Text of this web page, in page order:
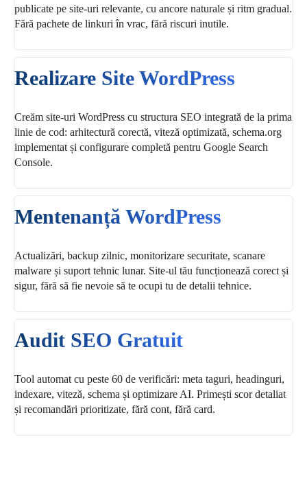
publicate pe site-uri relevante, cu ancore naturale și ritm gradual.
Fără pachete de linkuri în vrac, fără riscuri inutile.
Realizare Site WordPress
Creăm site-uri WordPress cu structura SEO integrată de la prima
linie de cod: arhitectură corectă, viteză optimizată, schema.org
implementat și configurare completă pentru Google Search
Console.
Mentenanță WordPress
Actualizări, backup zilnic, monitorizare securitate, scanare
malware și suport tehnic lunar. Site-ul tău funcționează corect și
sigur, fără să fie nevoie să te ocupi tu de detalii tehnice.
Audit SEO Gratuit
Tool automat cu peste 60 de verificări: meta taguri, headinguri,
indexare, viteză, schema și optimizare AI. Primești scor detaliat
și recomandări prioritizate, fără cont, fără card.